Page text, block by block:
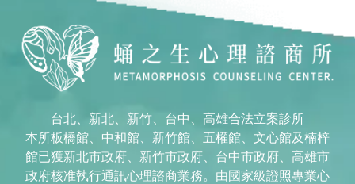
台北、新北、新竹、台中、高雄合法立案診所
本所板橋館、中和館、新竹館、五權館、文心館及楠梓
館已獲新北市政府、新竹市政府、台中市政府、高雄市
政府核准執行通訊心理諮商業務。由國家級證照專業心